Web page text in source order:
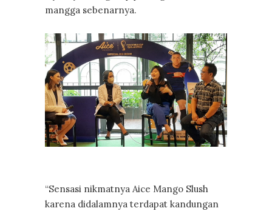
mangga sebenarnya.
“Sensasi nikmatnya Aice Mango Slush
karena didalamnya terdapat kandungan